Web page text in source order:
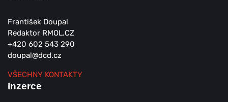
František Doupal
Redaktor RMOL.CZ
+420 602 543 290
doupal@dcd.cz
VŠECHNY KONTAKTY
Inzerce